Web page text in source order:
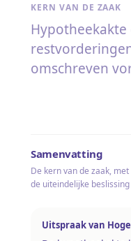
KERN VAN DE ZAAK
omschreven
Samenvatting
De kern van de zaak,
de uiteindelijke beslissing
Uitspraak van